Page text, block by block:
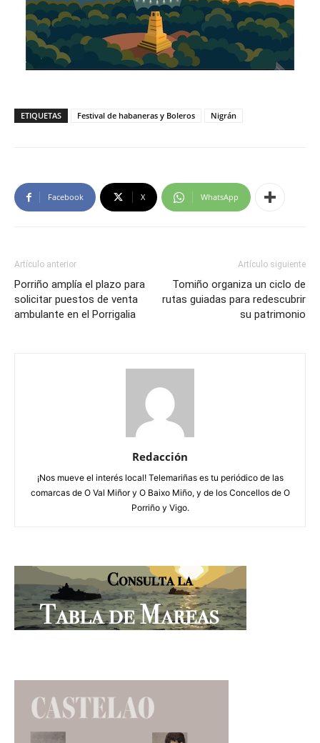
ETIQUETAS Festival de habaneras y Boleros Nigrán
Facebook X WhatsApp
Artículo anterior
Porriño amplía el plazo para
solicitar puestos de venta
ambulante en el Porrigalia
Artículo siguiente
Tomiño organiza un ciclo de
rutas guiadas para redescubrir
su patrimonio
Redacción
¡Nos mueve el interés local! Telemariñas es tu periódico de las
comarcas de O Val Miñor y O Baixo Miño, y de los Concellos de O
Porriño y Vigo.